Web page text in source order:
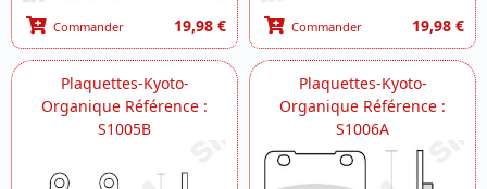
Commander 19,98 € Commander 19,98 €
Plaquettes-Kyoto-
Organique Référence :
S1005B
Plaquettes-Kyoto-
Organique Référence :
S1006A